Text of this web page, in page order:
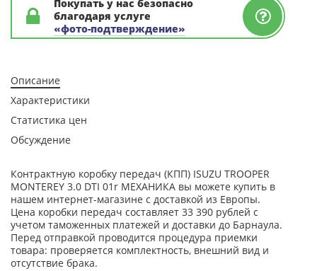
Покупать у нас безопасно
благодаря услуге
«фото-подтверждение»
Описание
Характеристики
Статистика цен
Обсуждение
Контрактную коробку передач (КПП) ISUZU TROOPER
MONTEREY 3.0 DTI 01r МЕХАНИКА вы можете купить в
нашем интернет-магазине с доставкой из Европы.
Цена коробки передач составляет 33 390 рублей с
учетом таможенных платежей и доставки до Барнаула.
Перед отправкой проводится процедура приемки
товара: проверяется комплектность, внешний вид и
отсутствие брака.